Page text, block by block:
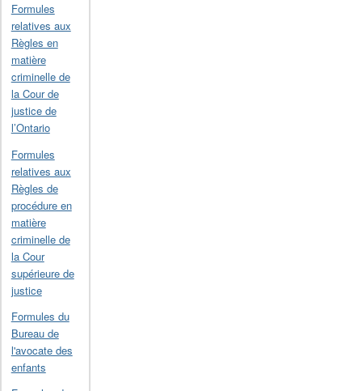
Formules
relatives aux
Règles en
matière
criminelle de
la Cour de
justice de
l’Ontario
Formules
relatives aux
Règles de
procédure en
matière
criminelle de
la Cour
supérieure de
justice
Formules du
Bureau de
l'avocate des
enfants